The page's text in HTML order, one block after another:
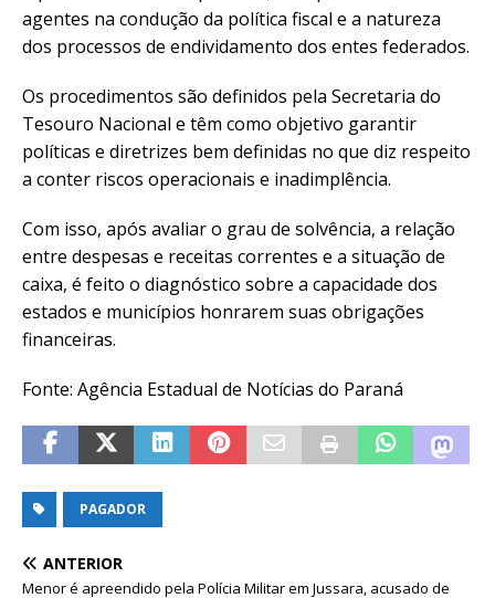
agentes na condução da política fiscal e a natureza
dos processos de endividamento dos entes federados.
Os procedimentos são definidos pela Secretaria do
Tesouro Nacional e têm como objetivo garantir
políticas e diretrizes bem definidas no que diz respeito
a conter riscos operacionais e inadimplência.
Com isso, após avaliar o grau de solvência, a relação
entre despesas e receitas correntes e a situação de
caixa, é feito o diagnóstico sobre a capacidade dos
estados e municípios honrarem suas obrigações
financeiras.
Fonte: Agência Estadual de Notícias do Paraná
PAGADOR
ANTERIOR
Menor é apreendido pela Polícia Militar em Jussara, acusado de